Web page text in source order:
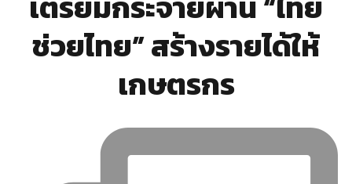
ช่วยไทย” สร้างรายได้ให้
เกษตรกร